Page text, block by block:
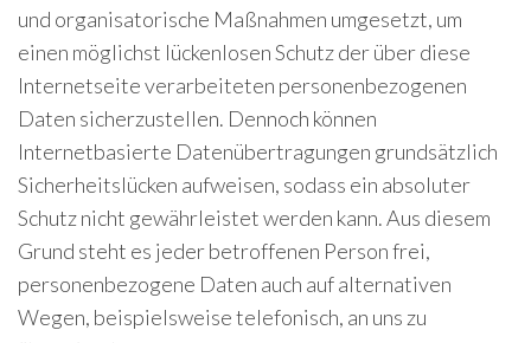
und organisatorische Maßnahmen umgesetzt, um
einen möglichst lückenlosen Schutz der über diese
Internetseite verarbeiteten personenbezogenen
Daten sicherzustellen. Dennoch können
Internetbasierte Datenübertragungen grundsätzlich
Sicherheitslücken aufweisen, sodass ein absoluter
Schutz nicht gewährleistet werden kann. Aus diesem
Grund steht es jeder betroffenen Person frei,
personenbezogene Daten auch auf alternativen
Wegen, beispielsweise telefonisch, an uns zu